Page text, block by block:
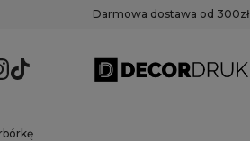
Darmowa dostawa od 300zł